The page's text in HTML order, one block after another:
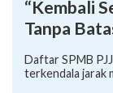
“Kembali
Tanpa
Daftar SPMB
terkendala jarak